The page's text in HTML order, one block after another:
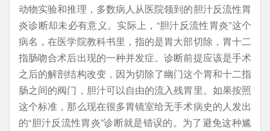
动物实验和推理，多数病人从医院领到的胆汁反流性胃
炎诊断却未必有意义。实际上，“胆汁反流性胃炎”这个
病名，在医学院教科书里，指的是胃大部切除，胃十二
指肠吻合术后出现的一种并发症。诊断前提应该是手术
之后的解剖结构改变，因为切除了幽门这个胃和十二指
肠之间的阀门，胆汁可以自由的流入残胃里。如果按照
这个标准，那么现在很多胃镜室给无手术病史的人发出
的“胆汁反流性胃炎”诊断就是错误的。为了避免这种尴